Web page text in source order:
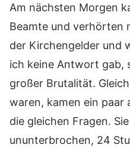
Am nächsten Morgen
Beamte und verhörten
der Kirchengelder und
ich keine Antwort gab,
großer Brutalität.
waren, kamen ein paar
die gleichen Fragen.
ununterbrochen, 24